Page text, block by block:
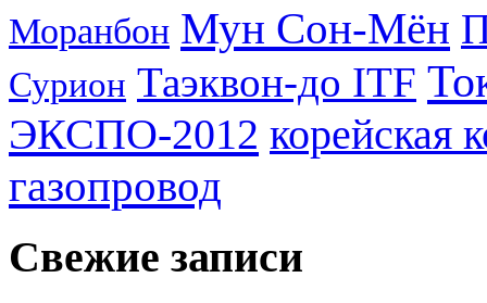
Моранбон Мун Сон-Мён
Сурион Таэквон-до ITF
ЭКСПО-2012 корейская
газопровод
Свежие записи